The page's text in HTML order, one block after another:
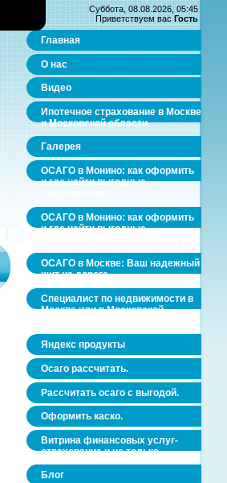
Суббота, 08.08.2026, 05:45
Приветствуем вас Гость
Главная
О нас
Видео
Ипотечное страхование в Москве
и Московской области.
Галерея
ОСАГО в Монино: как оформить
и где найти выгодные
ОСАГО в Монино: как оформить
и где найти выгодные
ОСАГО в Москве: Ваш надежный
щит на дороге
Специалист по недвижимости в
Москве или в Московской
Яндекс продукты
Осаго рассчитать.
Рассчитать осаго с выгодой.
Оформить каско.
Витрина финансовых услуг-
страхование и не только.
Блог